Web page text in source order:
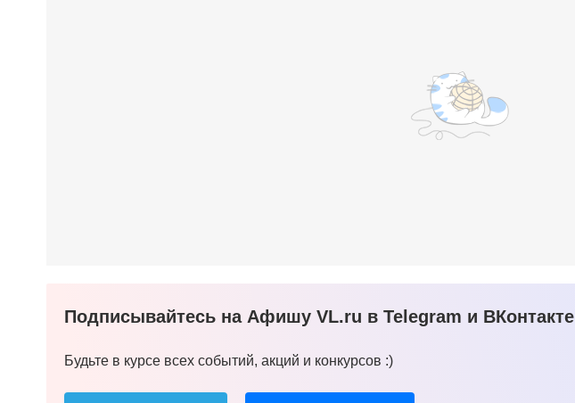
Подписывайтесь на Афишу VL.ru в Telegram и ВКонтакте
Будьте в курсе всех событий, акций и конкурсов :)